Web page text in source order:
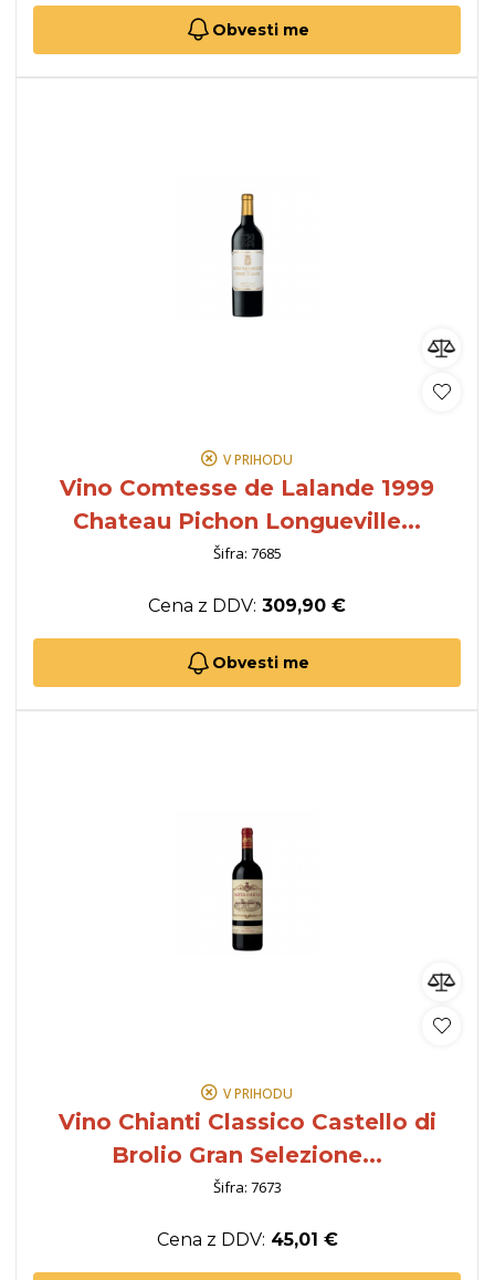
Obvesti me
V PRIHODU
Vino Comtesse de Lalande 1999
Chateau Pichon Longueville...
Šifra: 7685
Cena z DDV: 309,90 €
Obvesti me
V PRIHODU
Vino Chianti Classico Castello di
Brolio Gran Selezione...
Šifra: 7673
Cena z DDV: 45,01 €